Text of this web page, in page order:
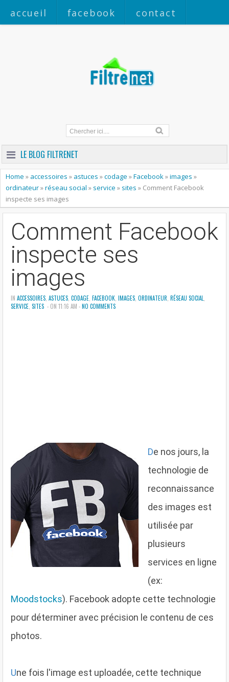
accueil facebook contact
LE BLOG FILTRENET
Home » accessoires » astuces »codage »Facebook»images »
ordinateur»réseau social » service » sites » Comment Facebook
inspecte ses images
Comment Facebook
inspecte ses
images
IN ACCESSOIRES ASTUCES CODAGE FACEBOOK IMAGES ORDINATEUR RÉSEAU SOCIAL
SERVICE SITES - ON 11:16 AM -NO COMMENTS
De nos jours, la
technologie de
reconnaissance
des images est
utilisée par
plusieurs
services en ligne
(ex:
Moodstocks). Facebook adopte cette technologie
pour déterminer avec précision le contenu de ces
photos.
Une fois l'image est uploadée, cette technique